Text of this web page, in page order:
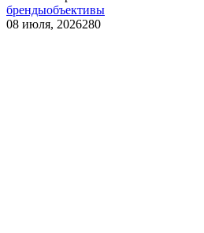
брендыобъективы
08 июля, 2026280